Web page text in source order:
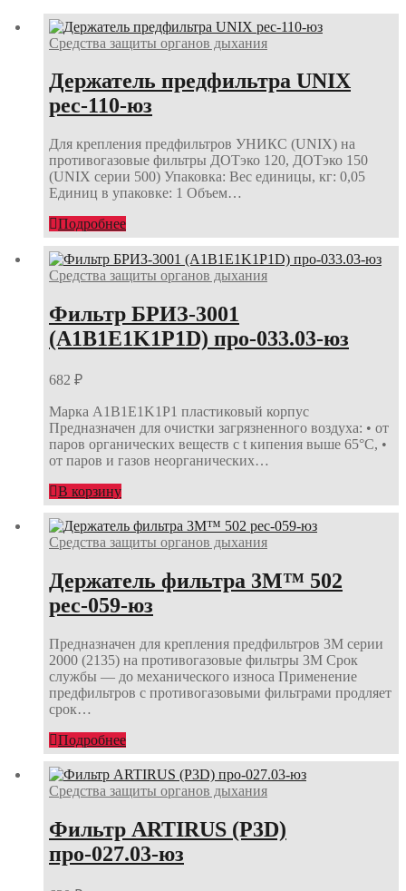
Средства защиты органов дыхания
Держатель предфильтра UNIX
рес-110-юз
Для крепления предфильтров УНИКС (UNIX) на
противогазовые фильтры ДОТэко 120, ДОТэко 150
(UNIX серии 500) Упаковка: Вес единицы, кг: 0,05
Единиц в упаковке: 1 Объем…
Подробнее
Средства защиты органов дыхания
Фильтр БРИЗ-3001
(A1B1E1K1Р1D) про-033.03-юз
682 ₽
Марка A1B1E1K1Р1 пластиковый корпус
Предназначен для очистки загрязненного воздуха: • от
паров органических веществ с t кипения выше 65°С, •
от паров и газов неорганических…
В корзину
Средства защиты органов дыхания
Держатель фильтра 3М™ 502
рес-059-юз
Предназначен для крепления предфильтров 3М серии
2000 (2135) на противогазовые фильтры 3М Срок
службы — до механического износа Применение
предфильтров с противогазовыми фильтрами продляет
срок…
Подробнее
Средства защиты органов дыхания
Фильтр ARTIRUS (Р3D)
про-027.03-юз